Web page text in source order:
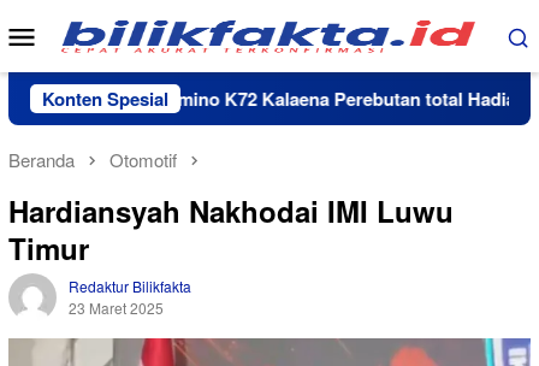
Loncat
ke
konten
Menu
Mobile
Konten Spesial
Turnamen Domino K72 Kalaena Perebutan total Hadiah Rp
Beranda Otomotif
Hardiansyah Nakhodai IMI Luwu
Timur
Redaktur Bilikfakta
23 Maret 2025